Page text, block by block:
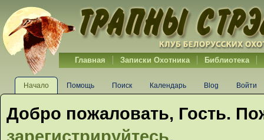
Главная Записки Охотника Библиотека
Начало Помощь Поиск Календарь Blog Войти
Добро пожаловать, Гость.